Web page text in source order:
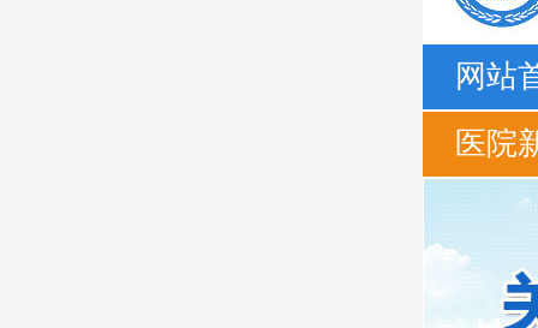
网站
医院